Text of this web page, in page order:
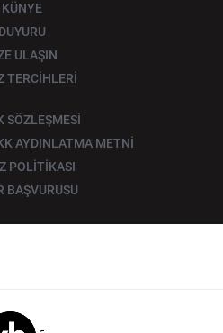
KÜNYE
DUYURU
ULAŞIN
TERCİHLERİ
SÖZLEŞMESİ
AYDINLATMA METNİ
POLİTİKASI
BAŞVURUSU